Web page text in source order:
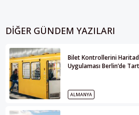
DIĞER GÜNDEM YAZILARI
Bilet Kontrollerini
Uygulaması Berlin’de
ALMANYA